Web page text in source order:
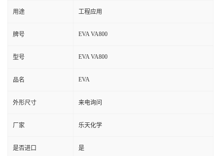
用途 工程应用
牌号 EVA VA800
型号 EVA VA800
品名 EVA
外形尺寸 来电询问
厂家 乐天化学
是否进口 是